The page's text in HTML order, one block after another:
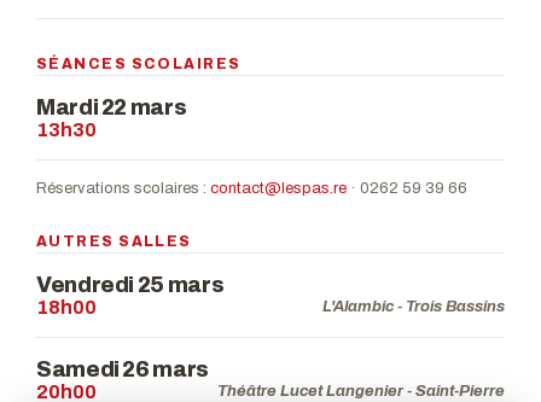
SÉANCES SCOLAIRES
Mardi 22 mars
13h30
Réservations scolaires : contact@lespas.re · 0262 59 39 66
AUTRES SALLES
Vendredi 25 mars
18h00 L'Alambic - Trois Bassins
Samedi 26 mars
20h00 Théâtre Lucet Langenier - Saint-Pierre